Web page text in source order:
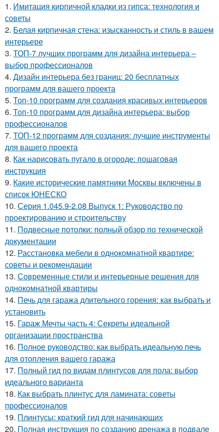
1. Имитация кирпичной кладки из гипса: технология и
советы
2. Белая кирпичная стена: изысканность и стиль в вашем
интерьере
3. ТОП-7 лучших программ для дизайна интерьера –
выбор профессионалов
4. Дизайн интерьера без границ: 20 бесплатных
программ для вашего проекта
5. Топ-10 программ для создания красивых интерьеров
6. Топ-10 программ для дизайна интерьера: выбор
профессионалов
7. ТОП-12 программ для создания: лучшие инструменты
для вашего проекта
8. Как нарисовать пугало в огороде: пошаговая
инструкция
9. Какие исторические памятники Москвы включены в
список ЮНЕСКО
10. Серия 1.045.9-2.08 Выпуск 1: Руководство по
проектированию и строительству
11. Подвесные потолки: полный обзор по технической
документации
12. Расстановка мебели в однокомнатной квартире:
советы и рекомендации
13. Современные стили и интерьерные решения для
однокомнатной квартиры
14. Печь для гаража длительного горения: как выбрать и
установить
15. Гараж Мечты часть 4: Секреты идеальной
организации пространства
16. Полное руководство: как выбрать идеальную печь
для отопления вашего гаража
17. Полный гид по видам плинтусов для пола: выбор
идеального варианта
18. Как выбрать плинтус для ламината: советы
профессионалов
19. Плинтусы: краткий гид для начинающих
20. Полная инструкция по созданию дренажа в подвале